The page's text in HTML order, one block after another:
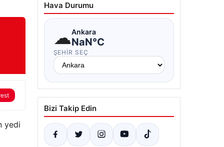
yedi
Hava Durumu
☁Ankara
NaN°C
ŞEHIR SEÇ
Bizi Takip Edin